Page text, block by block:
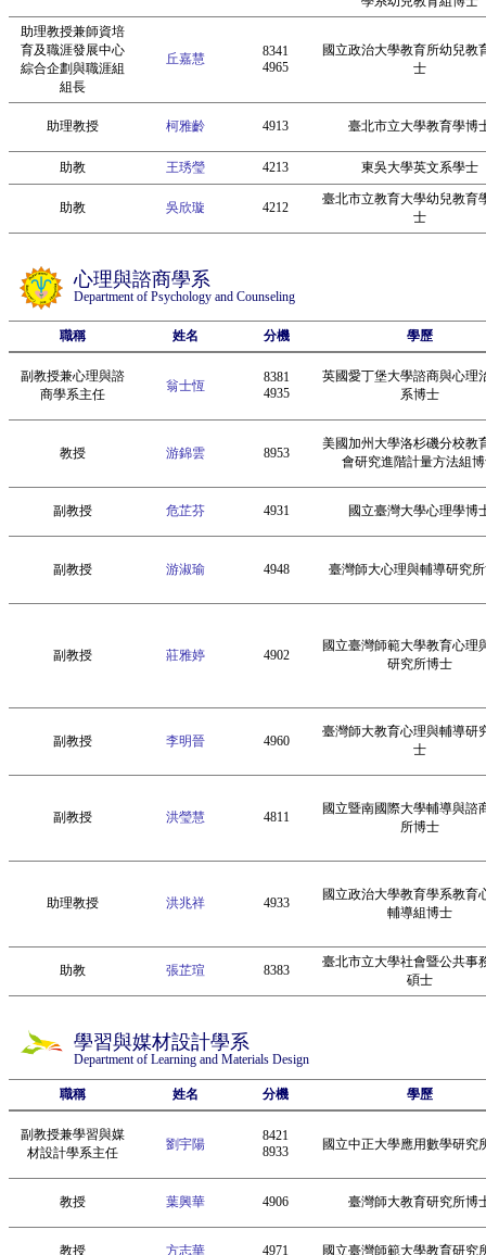
助理教授兼師資培
育及職涯發展中心
綜合企劃與職涯組
組長
丘嘉慧
8341
4965
國立政治大學教育所幼兒教
士
助理教授 柯雅齡 4913 臺北市立大學教育學博
助教 王琇瑩 4213 東吳大學英文系學士
助教 吳欣璇 4212
臺北市立教育大學幼兒教育
士
心理與諮商學系
Department of Psychology and Counseling
職稱 姓名 分機 學歷
副教授兼心理與諮
商學系主任
翁士恆
8381
4935
英國愛丁堡大學諮商與心理
系博士
教授 游錦雲 8953
美國加州大學洛杉磯分校教
會研究進階計量方法組
副教授 危芷芬 4931 國立臺灣大學心理學博
副教授 游淑瑜 4948 臺灣師大心理與輔導研究
副教授 莊雅婷 4902
國立臺灣師範大學教育心理
研究所博士
副教授 李明晉 4960
臺灣師大教育心理與輔導研
士
副教授 洪瑩慧 4811
國立暨南國際大學輔導與諮
所博士
助理教授 洪兆祥 4933
國立政治大學教育學系教育
輔導組博士
助教 張芷瑄 8383
臺北市立大學社會暨公共事
碩士
學習與媒材設計學系
Department of Learning and Materials Design
職稱 姓名 分機 學歷
副教授兼學習與媒
材設計學系主任
劉宇陽
8421
8933
國立中正大學應用數學研究
教授 葉興華 4906 臺灣師大教育研究所博
教授 方志華 4971 國立臺灣師範大學教育研究